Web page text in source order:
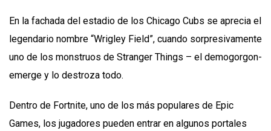
En la fachada del estadio de los Chicago Cubs se aprecia el
legendario nombre “Wrigley Field”, cuando sorpresivamente
uno de los monstruos de Stranger Things – el demogorgon-
emerge y lo destroza todo.
Dentro de Fortnite, uno de los más populares de Epic
Games, los jugadores pueden entrar en algunos portales